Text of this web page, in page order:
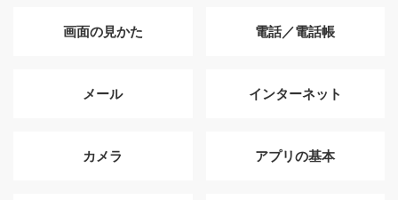
画面の見かた 電話／電話帳
メール インターネット
カメラ アプリの基本